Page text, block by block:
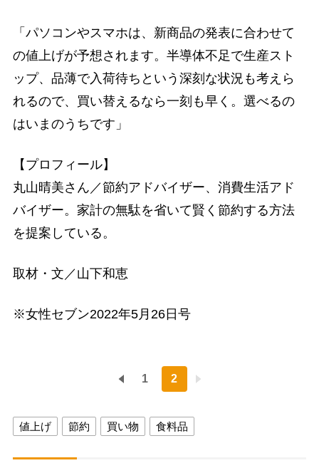
「パソコンやスマホは、新商品の発表に合わせて
の値上げが予想されます。半導体不足で生産スト
ップ、品薄で入荷待ちという深刻な状況も考えら
れるので、買い替えるなら一刻も早く。選べるの
はいまのうちです」
【プロフィール】
丸山晴美さん／節約アドバイザー、消費生活アド
バイザー。家計の無駄を省いて賢く節約する方法
を提案している。
取材・文／山下和恵
※女性セブン2022年5月26日号
1 2
値上げ 節約 買い物 食料品